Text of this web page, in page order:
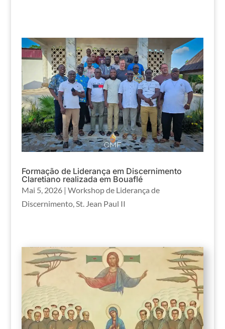
Formação de Liderança em Discernimento
Claretiano realizada em Bouaflé
Mai 5, 2026| Workshop de Liderança de
Discernimento,St. Jean Paul II